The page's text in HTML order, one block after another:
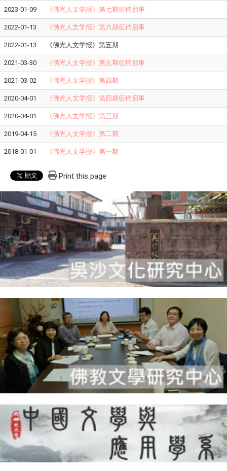
2023-01-09 《佛光人文学报》第七期征稿启事
2022-01-13 《佛光人文学报》第六期征稿启事
2022-01-13 《佛光人文学报》第五期
2021-03-30 《佛光人文学报》第五期征稿启事
2021-03-02 《佛光人文学报》第四期
2020-04-01 《佛光人文学报》第四期征稿启事
2020-04-01 《佛光人文学报》第三期
2019-04-15 《佛光人文学报》第二期
2018-01-01 《佛光人文学报》第一期
Print this page